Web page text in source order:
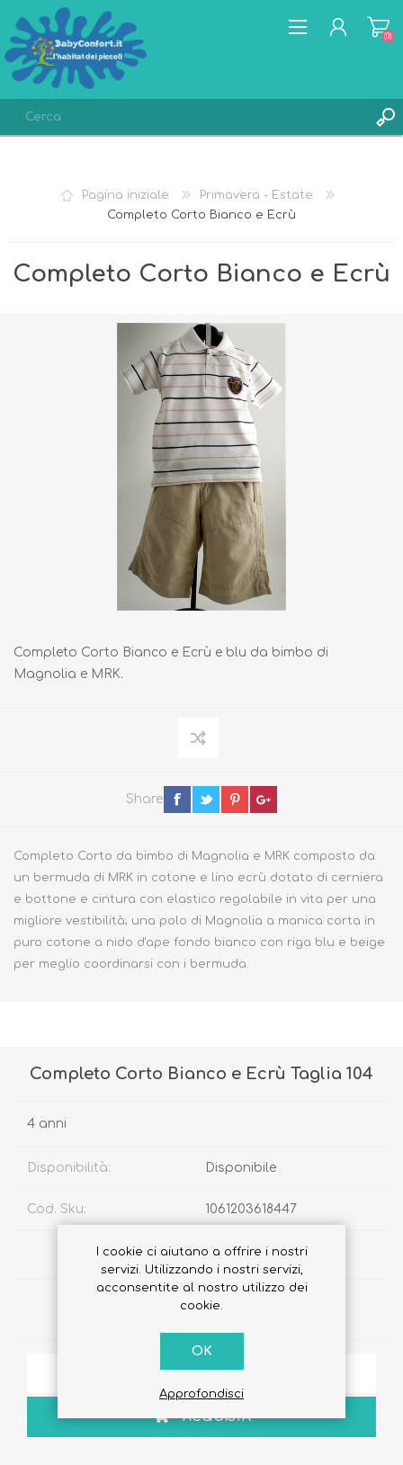
LISTA DEI DESIDERI
(0)
Pagina iniziale
Primavera - Estate
Completo Corto Bianco e Ecrù
Completo Corto Bianco e Ecrù
Completo Corto Bianco e Ecrù e blu da bimbo di
Magnolia e MRK.
Share
Completo Corto da bimbo di Magnolia e MRK composto da:
un bermuda di MRK in cotone e lino ecrù dotato di cerniera
e bottone e cintura con elastico regolabile in vita per una
migliore vestibilità; una polo di Magnolia a manica corta in
puro cotone a nido d'ape fondo bianco con riga blu e beige
per meglio coordinarsi con i bermuda.
Completo Corto Bianco e Ecrù Taglia 104
4 anni
Disponibilità: Disponibile
Cod. Sku: 1061203618447
€62,30
AGGIUNGI ALLA LISTA DEI DESIDERI
ACQUISTA
I cookie ci aiutano a offrire i nostri
servizi. Utilizzando i nostri servizi,
acconsentite al nostro utilizzo dei
cookie.
OK
Approfondisci